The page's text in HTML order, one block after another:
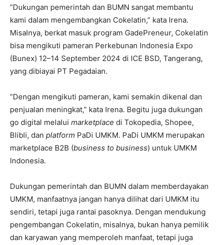
“Dukungan pemerintah dan BUMN sangat membantu
kami dalam mengembangkan Cokelatin,” kata Irena.
Misalnya, berkat masuk program GadePreneur, Cokelatin
bisa mengikuti pameran Perkebunan Indonesia Expo
(Bunex) 12–14 September 2024 di ICE BSD, Tangerang,
yang dibiayai PT Pegadaian.
“Dengan mengikuti pameran, kami semakin dikenal dan
penjualan meningkat,” kata Irena. Begitu juga dukungan
go digital melalui marketplace di Tokopedia, Shopee,
Blibli, dan platform PaDi UMKM. PaDi UMKM merupakan
marketplace B2B (business to business) untuk UMKM
Indonesia.
Dukungan pemerintah dan BUMN dalam memberdayakan
UMKM, manfaatnya jangan hanya dilihat dari UMKM itu
sendiri, tetapi juga rantai pasoknya. Dengan mendukung
pengembangan Cokelatin, misalnya, bukan hanya pemilik
dan karyawan yang memperoleh manfaat, tetapi juga